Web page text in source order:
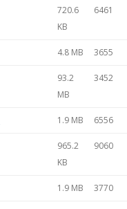
720.6
KB
6461
4.8 MB 3655
93.2
MB
3452
1.9 MB 6556
965.2
KB
9060
1.9 MB 3770